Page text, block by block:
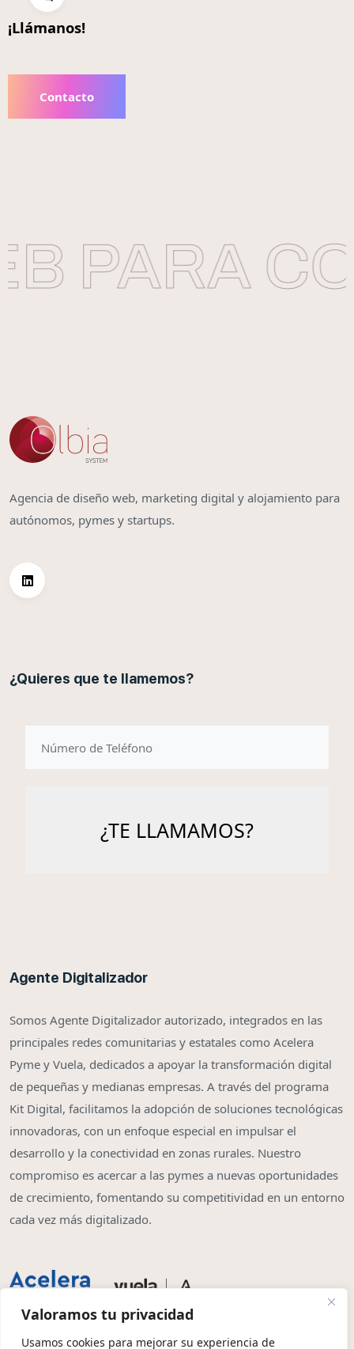
Valoramos tu privacidad
Usamos cookies para mejorar su experiencia de
¡Llámanos!
Contacto
PARA
Agencia de diseño web, marketing digital y alojamiento para
autónomos, pymes y startups.
¿Quieres que te llamemos?
Agente Digitalizador
Somos Agente Digitalizador autorizado, integrados en las
principales redes comunitarias y estatales como Acelera
Pyme y Vuela, dedicados a apoyar la transformación digital
de pequeñas y medianas empresas. A través del programa
Kit Digital, facilitamos la adopción de soluciones tecnológicas
innovadoras, con un enfoque especial en impulsar el
desarrollo y la conectividad en zonas rurales. Nuestro
compromiso es acercar a las pymes a nuevas oportunidades
de crecimiento, fomentando su competitividad en un entorno
cada vez más digitalizado.